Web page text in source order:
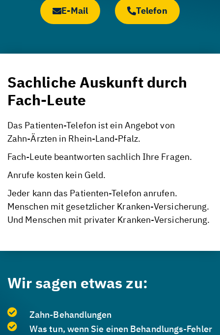
E-Mail Telefon
Sachliche Auskunft durch
Fach-Leute
Das Patienten-Telefon ist ein Angebot von
Zahn-Ärzten in Rhein-Land-Pfalz.
Fach-Leute beantworten sachlich Ihre Fragen.
Anrufe kosten kein Geld.
Jeder kann das Patienten-Telefon anrufen.
Menschen mit gesetzlicher Kranken-Versicherung.
Und Menschen mit privater Kranken-Versicherung.
Wir sagen etwas zu:
Zahn-Behandlungen
Was tun, wenn Sie einen Behandlungs-Fehler